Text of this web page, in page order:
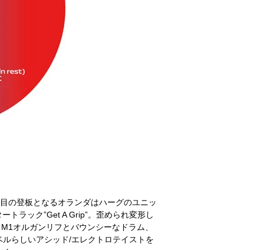
の登板となるオランダはハーグのユニッ
トラック”Get A Grip”。歪められ変形し
オルガンリフとバウンシーなドラム、
らしいアシッド/エレクトロテイストを